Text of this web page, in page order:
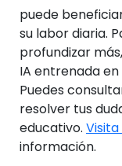
puede
su labor diaria.
profundizar
IA entrenada en
Puedes
resolver tus
educativo.
información.